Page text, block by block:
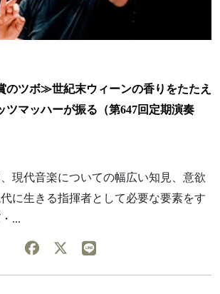
のツボ≫世紀末ウィーンの香りをたたえ
ツマッハーが振る（第647回定期演奏
現代音楽についての幅広い知見、意欲
に生きる指揮者として必要な要素をす
...